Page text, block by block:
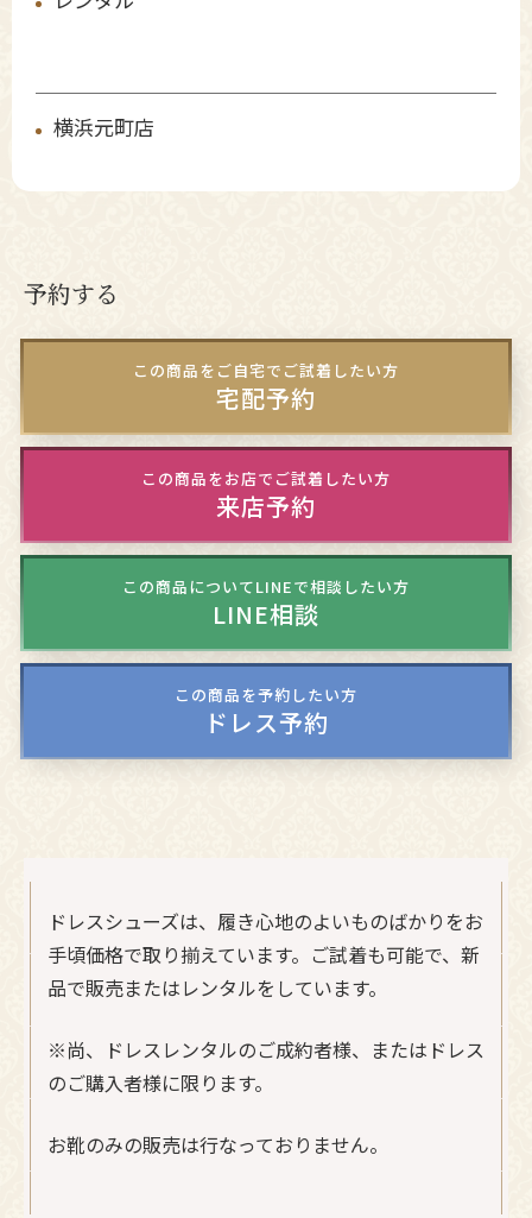
横浜元町店
予約する
この商品をご自宅でご試着したい方
宅配予約
この商品をお店でご試着したい方
来店予約
この商品についてLINEで相談したい方
LINE相談
この商品を予約したい方
ドレス予約
ドレスシューズは、履き心地のよいものばかりをお
手頃価格で取り揃えています。ご試着も可能で、新
品で販売またはレンタルをしています。
※尚、ドレスレンタルのご成約者様、またはドレス
のご購入者様に限ります。
お靴のみの販売は行なっておりません。